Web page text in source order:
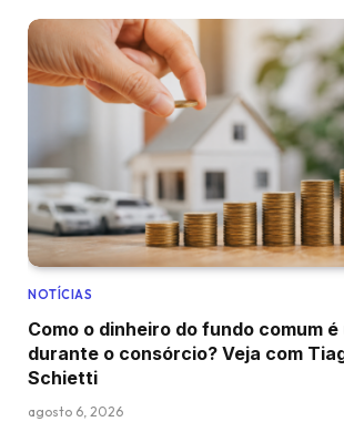
NOTÍCIAS
Como o dinheiro do fundo comum é
durante o consórcio? Veja com
Schietti
agosto 6, 2026